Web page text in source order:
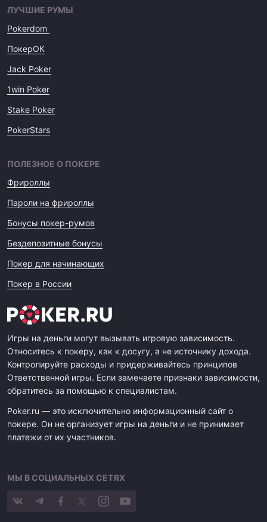
ЛУЧШИЕ РУМЫ
Pokerdom
ПокерОК
Jack Poker
1win Poker
Stake Poker
PokerStars
ПОЛЕЗНОЕ О ПОКЕРЕ
Фрироллы
Пароли на фрироллы
Бонусы покер-румов
Бездепозитные бонусы
Покер для начинающих
Покер в России
Игры на деньги могут вызывать игровую зависимость.
Относитесь к покеру, как к досугу, а не источнику дохода.
Контролируйте расходы и придерживайтесь принципов
Ответственной игры. Если замечаете признаки зависимости,
обратитесь за помощью к специалистам.
Poker.ru — это исключительно информационный сайт о
покере. Он не организует игры на деньги и не принимает
платежи от их участников.
МЫ В СОЦИАЛЬНЫХ СЕТЯХ